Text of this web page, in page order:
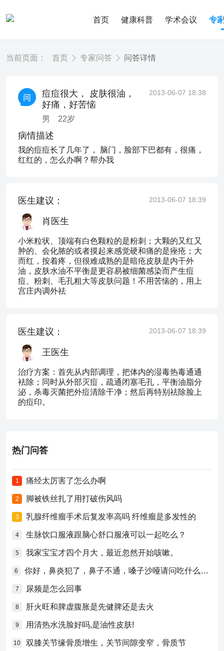
首页 健康科普 学术会议 专
当前页面： 首页 专家问答 问答详情
痘痘很大， 皮肤很油，
好痛，好苦恼
男 22岁
2013-06-07 18:38
病情描述
我的痘痘长了几年了， 脑门，脸部下巴都有，很痛，
红红的，怎么办啊？帮办我
医生建议： 2013-06-07 18:39
肖医生
小米粒状、顶端有白色颗粒的是粉刺；大颗的又红又
肿的、会化脓的或者摸起来感觉硬和痛的是痤疮；大
而红，按着疼，但很难成熟的是暗疮皮肤是内干外
油，皮肤水油不平衡是更容易被细菌感染而产生痘
痘、粉刺、毛孔粗大等皮肤问题！不用苦恼的，用上
宫庄内调外祛
医生建议： 2013-06-07 18:39
王医生
治疗方案：首先从内部调理，把体内的湿毒热毒通通
袪除；同时从外部灭痘，疏通闭塞毛孔，平衡油脂分
泌，杀毒灭菌把外痘清除干净；然后再特别祛除脸上
的痘印。
热门问答
1 痛经太厉害了怎么办啊
2 脚被铁丝扎了用打破伤风吗
3 乳腺纤维瘤手术后复发率高吗 纤维瘤是多发性的
4 生脉饮口服液跟脑心舒口服液可以一起吃么？
5 我家宝宝才四个月大，最近忽然开始咳嗽。
6 你好，鼻炎犯了，鼻子不通，嗓子沙哑请问吃什么药比较好？
7 尿频是怎么回事
8 肝火旺和脾虚腹胀是先健脾还是去火
9 用清热水洗脸好吗,是油性皮肤!
10 双膝关节缘骨质增生，关节间隙变窄，骨质节